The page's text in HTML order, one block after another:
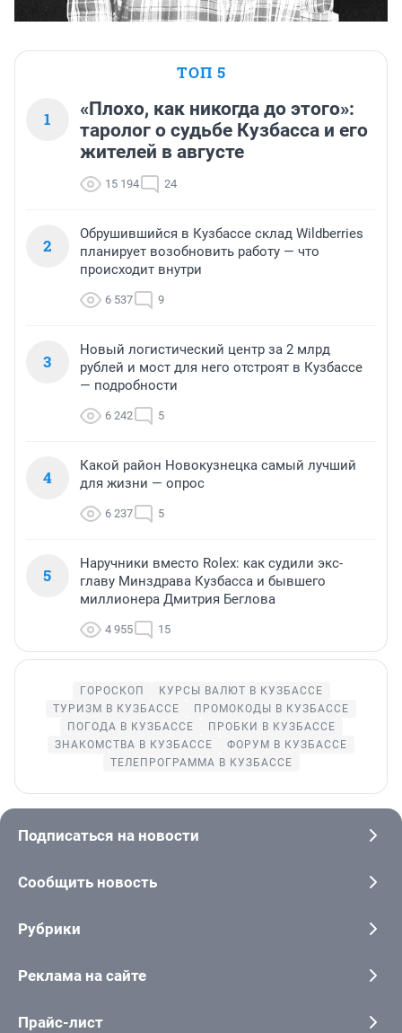
ТОП 5
1
«Плохо, как никогда до этого»:
таролог о судьбе Кузбасса и его
жителей в августе
15 194 24
2
Обрушившийся в Кузбассе склад Wildberries
планирует возобновить работу — что
происходит внутри
6 537 9
3
Новый логистический центр за 2 млрд
рублей и мост для него отстроят в Кузбассе
— подробности
6 242 5
4
Какой район Новокузнецка самый лучший
для жизни — опрос
6 237 5
5
Наручники вместо Rolex: как судили экс-
главу Минздрава Кузбасса и бывшего
миллионера Дмитрия Беглова
4 955 15
ГОРОСКОП
КУРСЫ ВАЛЮТ В КУЗБАССЕ
ТУРИЗМ В КУЗБАССЕ
ПРОМОКОДЫ В КУЗБАССЕ
ПОГОДА В КУЗБАССЕ
ПРОБКИ В КУЗБАССЕ
ЗНАКОМСТВА В КУЗБАССЕ
ФОРУМ В КУЗБАССЕ
ТЕЛЕПРОГРАММА В КУЗБАССЕ
Подписаться на новости
Сообщить новость
Рубрики
Реклама на сайте
Прайс-лист